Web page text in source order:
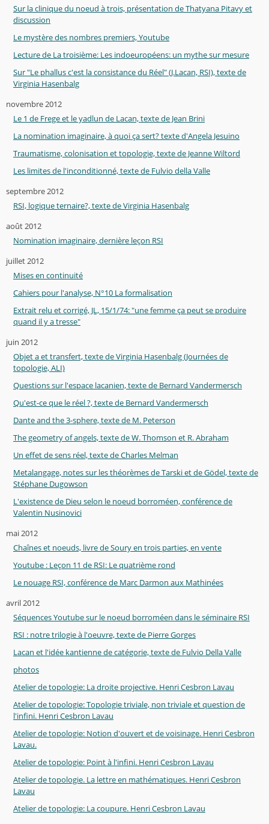
Sur la clinique du noeud à trois, présentation de Thatyana Pitavy et
discussion
Le mystère des nombres premiers, Youtube
Lecture de La troisième: Les indoeuropéens: un mythe sur mesure
Sur "Le phallus c'est la consistance du Réel" (J.Lacan, RSI), texte de
Virginia Hasenbalg
novembre 2012
Le 1 de Frege et le yadlun de Lacan, texte de Jean Brini
La nomination imaginaire, à quoi ça sert? texte d'Angela Jesuino
Traumatisme, colonisation et topologie, texte de Jeanne Wiltord
Les limites de l'inconditionné, texte de Fulvio della Valle
septembre 2012
RSI, logique ternaire?, texte de Virginia Hasenbalg
août 2012
Nomination imaginaire, dernière leçon RSI
juillet 2012
Mises en continuité
Cahiers pour l'analyse, N°10 La formalisation
Extrait relu et corrigé, JL, 15/1/74: "une femme ça peut se produire
quand il y a tresse"
juin 2012
Objet a et transfert, texte de Virginia Hasenbalg (Journées de
topologie, ALI)
Questions sur l'espace lacanien, texte de Bernard Vandermersch
Qu'est-ce que le réel ?, texte de Bernard Vandermersch
Dante and the 3-sphere, texte de M. Peterson
The geometry of angels, texte de W. Thomson et R. Abraham
Un effet de sens réel, texte de Charles Melman
Metalangage, notes sur les théorèmes de Tarski et de Gödel, texte de
Stéphane Dugowson
L'existence de Dieu selon le noeud borroméen, conférence de
Valentin Nusinovici
mai 2012
Chaînes et noeuds, livre de Soury en trois parties, en vente
Youtube : Leçon 11 de RSI: Le quatrième rond
Le nouage RSI, conférence de Marc Darmon aux Mathinées
avril 2012
Séquences Youtube sur le noeud borroméen dans le séminaire RSI
RSI : notre trilogie à l'oeuvre, texte de Pierre Gorges
Lacan et l'idée kantienne de catégorie, texte de Fulvio Della Valle
photos
Atelier de topologie: La droite projective. Henri Cesbron Lavau
Atelier de topologie: Topologie triviale, non triviale et question de
l'infini. Henri Cesbron Lavau
Atelier de topologie: Notion d'ouvert et de voisinage. Henri Cesbron
Lavau.
Atelier de topologie: Point à l'infini. Henri Cesbron Lavau
Atelier de topologie. La lettre en mathématiques. Henri Cesbron
Lavau
Atelier de topologie: La coupure. Henri Cesbron Lavau